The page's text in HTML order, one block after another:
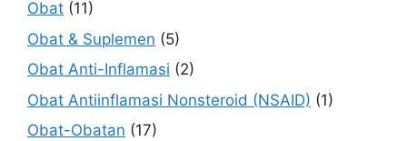
Obat (11)
Obat & Suplemen (5)
Obat Anti-Inflamasi (2)
Obat Antiinflamasi Nonsteroid (NSAID) (1)
Obat-Obatan (17)